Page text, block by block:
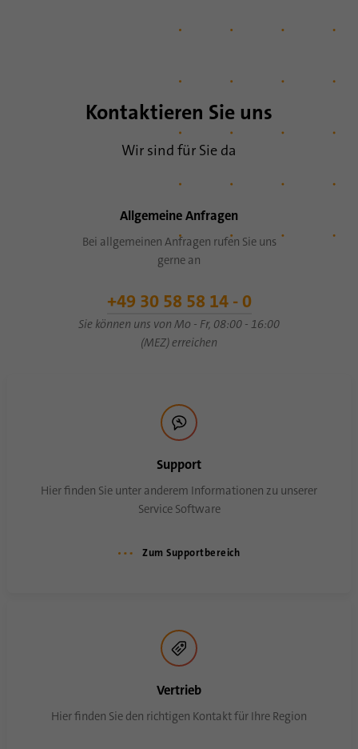
Kontaktieren Sie uns
Wir sind für Sie da
Allgemeine Anfragen
Bei allgemeinen Anfragen rufen Sie uns
gerne an
+49 30 58 58 14 - 0
Sie können uns von Mo - Fr, 08:00 - 16:00
(MEZ) erreichen
Support
Hier finden Sie unter anderem Informationen zu unserer
Service Software
Zum Supportbereich
Vertrieb
Hier finden Sie den richtigen Kontakt für Ihre Region